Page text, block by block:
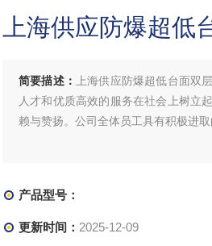
上海供应防爆超低
简要描述：
上海供应防爆超低台面双
人才和优质高效的服务在社会上树立
赖与赞扬。公司全体员工具有积极进
产品型号：
更新时间： 2025-12-09